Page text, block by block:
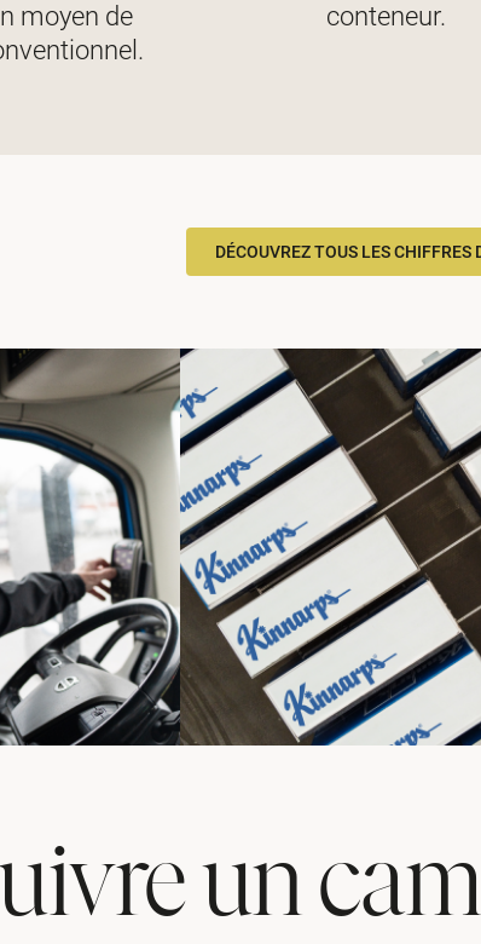
moyen de
conteneur.
DÉCOUVREZ TOUS LES
un